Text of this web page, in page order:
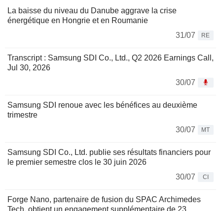
La baisse du niveau du Danube aggrave la crise
énergétique en Hongrie et en Roumanie
31/07
RE
Transcript : Samsung SDI Co., Ltd., Q2 2026 Earnings Call,
Jul 30, 2026
30/07
Samsung SDI renoue avec les bénéfices au deuxième
trimestre
30/07
MT
Samsung SDI Co., Ltd. publie ses résultats financiers pour
le premier semestre clos le 30 juin 2026
30/07
CI
Forge Nano, partenaire de fusion du SPAC Archimedes
Tech, obtient un engagement supplémentaire de 23